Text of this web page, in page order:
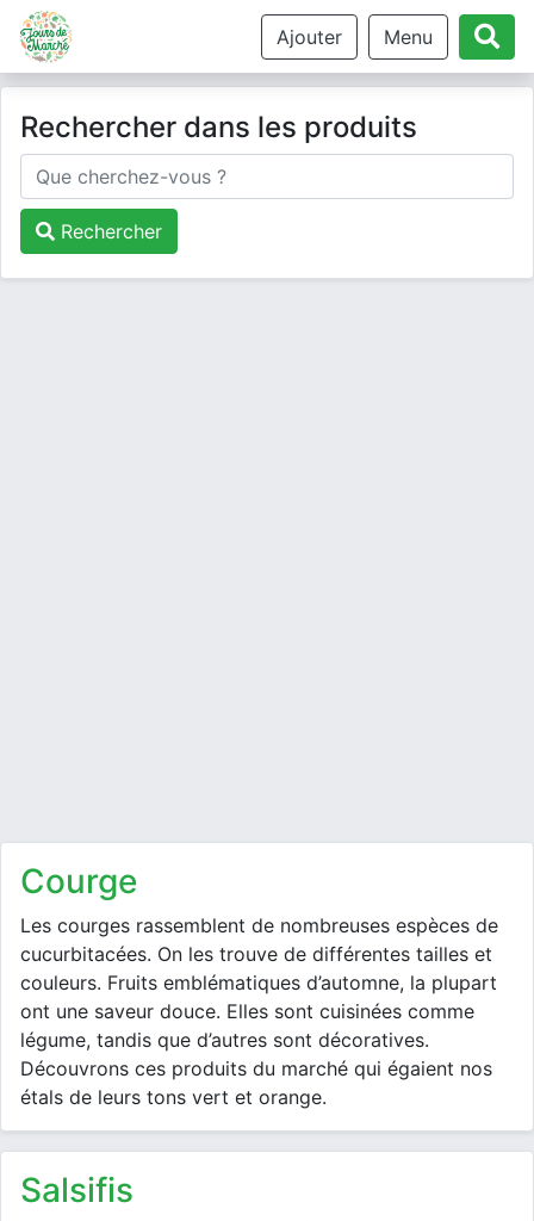
Ajouter Menu
Rechercher dans les produits
Rechercher
courge
Les courges rassemblent de nombreuses espèces de
cucurbitacées. On les trouve de différentes tailles et
couleurs. Fruits emblématiques d’automne, la plupart
ont une saveur douce. Elles sont cuisinées comme
légume, tandis que d’autres sont décoratives.
Découvrons ces produits du marché qui égaient nos
étals de leurs tons vert et orange.
salsifis